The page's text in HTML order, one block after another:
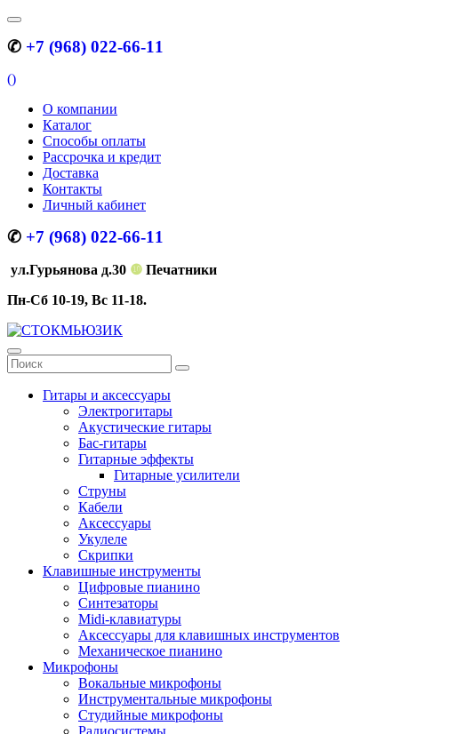
✆ +7 (968) 022-66-11
()
О компании
Каталог
Способы оплаты
Рассрочка и кредит
Доставка
Контакты
Личный кабинет
✆ +7 (968) 022-66-11
ул.Гурьянова д.30 ❿ Печатники
Пн-Сб 10-19, Вс 11-18.
Гитары и аксессуары
Электрогитары
Акустические гитары
Бас-гитары
Гитарные эффекты
Гитарные усилители
Струны
Кабели
Аксессуары
Укулеле
Скрипки
Клавишные инструменты
Цифровые пианино
Синтезаторы
Midi-клавиатуры
Аксессуары для клавишных инструментов
Механическое пианино
Микрофоны
Вокальные микрофоны
Инструментальные микрофоны
Студийные микрофоны
Радиосистемы